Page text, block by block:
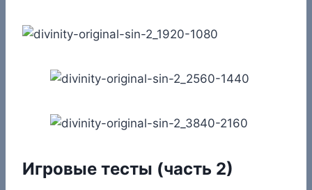
Игровые тесты (часть 2)